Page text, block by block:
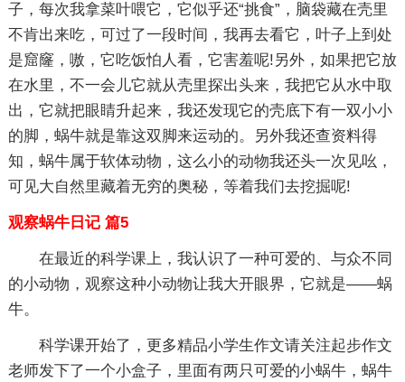
子，每次我拿菜叶喂它，它似乎还“挑食”，脑袋藏在壳里
不肯出来吃，可过了一段时间，我再去看它，叶子上到处
是窟窿，嗷，它吃饭怕人看，它害羞呢!另外，如果把它放
在水里，不一会儿它就从壳里探出头来，我把它从水中取
出，它就把眼睛升起来，我还发现它的壳底下有一双小小
的脚，蜗牛就是靠这双脚来运动的。另外我还查资料得
知，蜗牛属于软体动物，这么小的动物我还头一次见吆，
可见大自然里藏着无穷的奥秘，等着我们去挖掘呢!
观察蜗牛日记 篇5
在最近的科学课上，我认识了一种可爱的、与众不同
的小动物，观察这种小动物让我大开眼界，它就是——蜗
牛。
科学课开始了，更多精品小学生作文请关注起步作文
老师发下了一个小盒子，里面有两只可爱的小蜗牛，蜗牛